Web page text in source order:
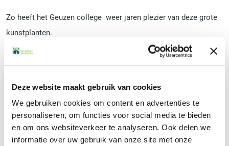
Deze website maakt gebruik van cookies
We gebruiken cookies om content en advertenties te
personaliseren, om functies voor social media te bieden
en om ons websiteverkeer te analyseren. Ook delen we
informatie over uw gebruik van onze site met onze
Zo heeft het Geuzen college weer jaren plezier van deze grote
kunstplanten.
Terug naar het overzicht